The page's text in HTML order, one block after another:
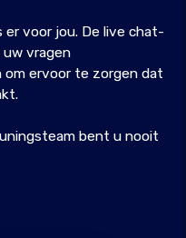
voor jou. De live chat-
uw vragen
om ervoor te zorgen dat
bent u nooit